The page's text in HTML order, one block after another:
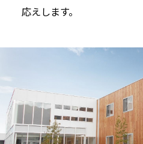
応えします。